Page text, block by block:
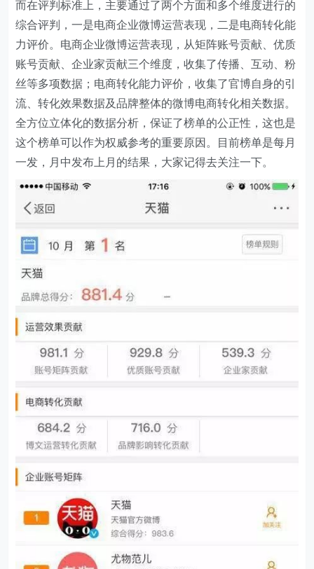
而在评判标准上，主要通过了两个方面和多个维度进行的
综合评判，一是电商企业微博运营表现，二是电商转化能
力评价。电商企业微博运营表现，从矩阵账号贡献、优质
账号贡献、企业家贡献三个维度，收集了传播、互动、粉
丝等多项数据；电商转化能力评价，收集了官博自身的引
流、转化效果数据及品牌整体的微博电商转化相关数据。
全方位立体化的数据分析，保证了榜单的公正性，这也是
这个榜单可以作为权威参考的重要原因。目前榜单是每月
一发，月中发布上月的结果，大家记得去关注一下。